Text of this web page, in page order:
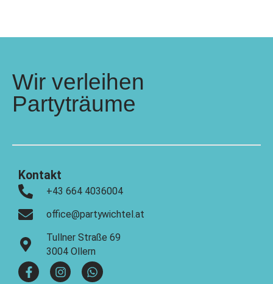
Wir verleihen
Partyträume
Kontakt
+43 664 4036004
office@partywichtel.at
Tullner Straße 69
3004 Ollern